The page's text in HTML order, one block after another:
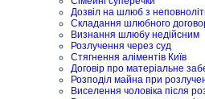
Дозвіл на шлюб з
Складання шлюбного
Визнання шлюбу недійсним
Розлучення через суд
Стягнення аліментів Київ
Договір про матеріальне
Розподіл майна при
Виселення чоловіка після